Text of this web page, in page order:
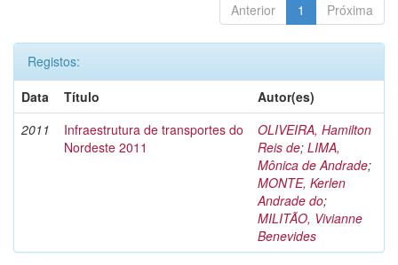
Anterior 1 Próxima
Registos:
Data
Título
Autor(es)
2011
Infraestrutura de transportes do
Nordeste 2011
OLIVEIRA, Hamilton
Reis de; LIMA,
Mônica de Andrade;
MONTE, Kerlen
Andrade do;
MILITÃO, Vivianne
Benevides